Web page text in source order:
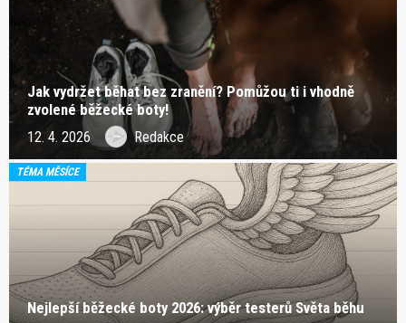
Jak vydržet běhat bez zranění? Pomůžou ti i vhodně
zvolené běžecké boty!
12. 4. 2026 Redakce
TÉMA MĚSÍCE
Nejlepší běžecké boty 2026: výběr testerů Světa běhu